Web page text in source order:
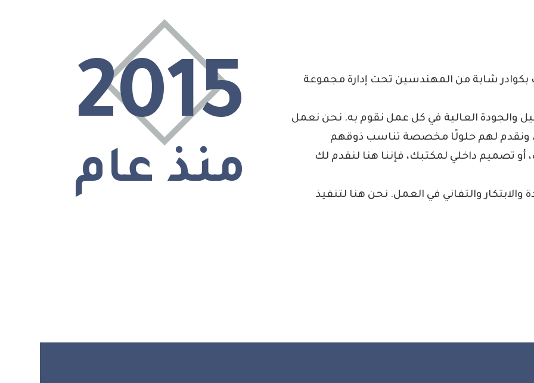
شابة من المهندسين تحت إدارة مجموعة
والجودة العالية في كل عمل نقوم به. نحن نعمل
ونقدم لهم حلولًا مخصصة تناسب ذوقهم
تصميم داخلي لمكتبك، فإننا هنا لنقدم لك
والتفاني في العمل. نحن هنا لتنفيذ
2015
منذ عام